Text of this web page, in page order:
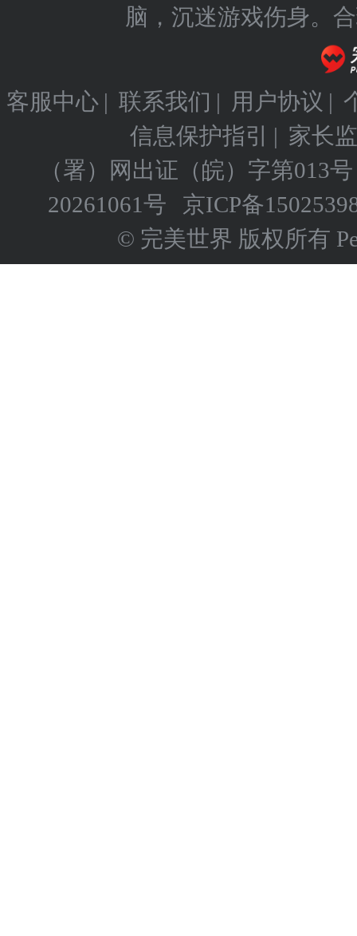
脑，沉迷游戏伤身。
客服中心 | 联系我们 | 用户协议 |
信息保护指引
| 家长
（署）网出证（皖）字第013号
20261061号
京ICP备
© 完美世界 版权所有